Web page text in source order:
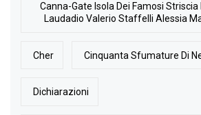
Canna-Gate Isola Dei Famosi
Laudadio Valerio Staffelli Alessia
Cher Cinquanta Sfumature Di
Dichiarazioni